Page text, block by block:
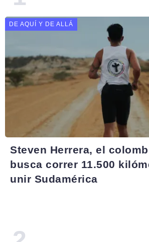
DE AQUÍ Y DE ALLÁ
Steven Herrera, el
busca correr 11.500
unir Sudamérica